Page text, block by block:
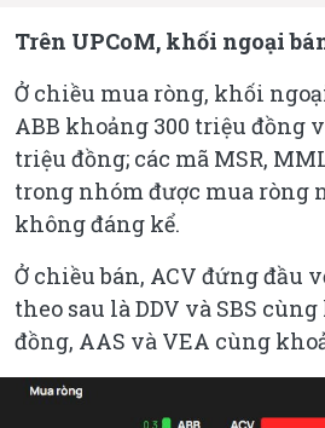
Trên UPCoM, khối ngoại
Ở chiều mua ròng, khối
ABB khoảng 300 triệu đồng
triệu đồng; các mã MSR,
trong nhóm được mua ròng
không đáng kể.
Ở chiều bán, ACV đứng đầu
theo sau là DDV và SBS
đồng, AAS và VEA cùng